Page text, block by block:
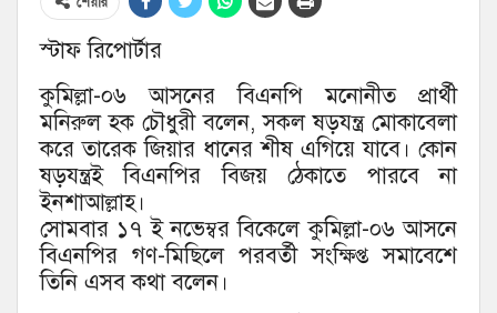
স্টাফ রিপোর্টার
কুমিল্লা-০৬ আসনের বিএনপি মনোনীত প্রার্থী
মনিরুল হক চৌধুরী বলেন, সকল ষড়যন্ত্র মোকাবেলা
করে তারেক জিয়ার ধানের শীষ এগিয়ে যাবে। কোন
ষড়যন্ত্রই বিএনপির বিজয় ঠেকাতে পারবে না
ইনশাআল্লাহ।
সোমবার ১৭ ই নভেম্বর বিকেলে কুমিল্লা-০৬ আসনে
বিএনপির গণ-মিছিলে পরবর্তী সংক্ষিপ্ত সমাবেশে
তিনি এসব কথা বলেন।